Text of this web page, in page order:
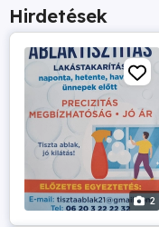
Hirdetések
2